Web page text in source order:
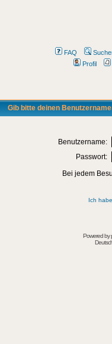
FAQ
Profil
Gib bitte deinen
Benutzername:
Passwort:
Bei jedem
Ich
Powered by